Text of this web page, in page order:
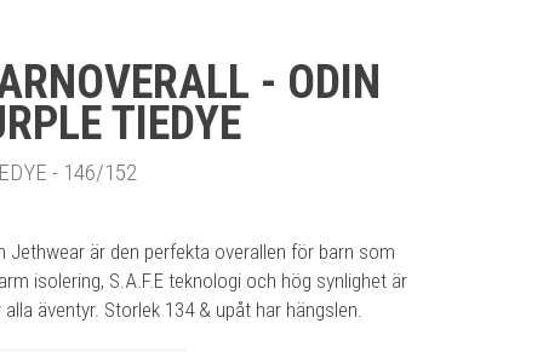
- ODIN
TIEDYE
- 146/152
Jethwear är den perfekta overallen för barn som
isolering, S.A.F.E teknologi och hög synlighet är
äventyr. Storlek 134 & upåt har hängslen.